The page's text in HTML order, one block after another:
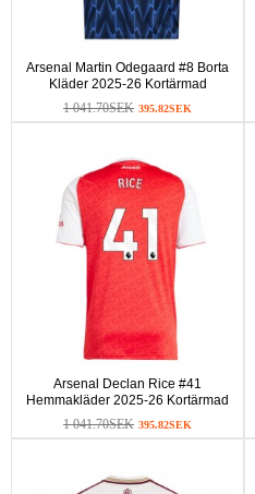
Arsenal Martin Odegaard #8 Borta
Kläder 2025-26 Kortärmad
1 041.70SEK 395.82SEK
Arsenal Declan Rice #41
Hemmakläder 2025-26 Kortärmad
1 041.70SEK 395.82SEK